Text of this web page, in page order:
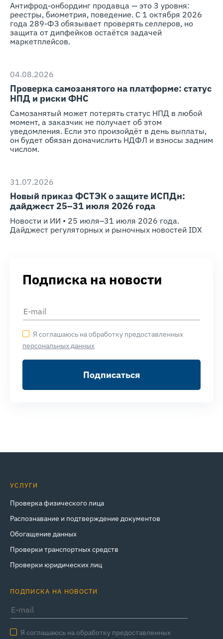
Антифрод-онбординг продавца — это 3 уровня:
реестры, биометрия, поведение. С 1 октября 2026
года 289-ФЗ обязывает проверять селлеров, но
защита от дипфейков остаётся задачей
маркетплейсов.
04.08.2026
Проверка самозанятого на платформе: статус
НПД и риски ФНС
Самозанятый может потерять статус НПД в любой
момент, а заказчик не получает об этом
уведомления. Если это произойдёт в день выплаты,
он будет обязан доначислить НДФЛ и взносы задним
числом.
31.07.2026
Новый приказ ФСТЭК о защите ИСПДн:
дайджест 25–31 июля 2026 года
Новости и ИИ • 25 июля–31 июля 2026 года.
Дайджест регуляторных и рыночных новостей IDX
Подписка на новости
Я соглашаюсь на обработку предоставленных
персональных данных
Подписаться
УСЛУГИ
Проверка физического лица
Распознавание и подтверждение документов
Обогащение данных
Проверки транспортных средств
Проверки юридических лиц
ПОДПИСКА НА НОВОСТИ
Я соглашаюсь на обработку предоставленных